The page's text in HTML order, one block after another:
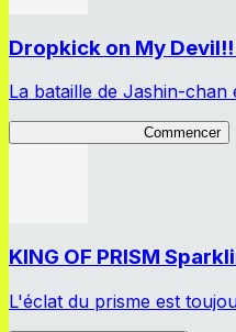
Dropkick on My
La bataille de Jashin-
Commencer
KING OF PRISM
L'éclat du prisme est